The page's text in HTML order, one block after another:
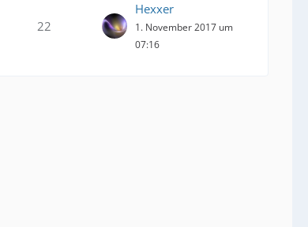
22
Hexxer
1. November 2017 um
07:16